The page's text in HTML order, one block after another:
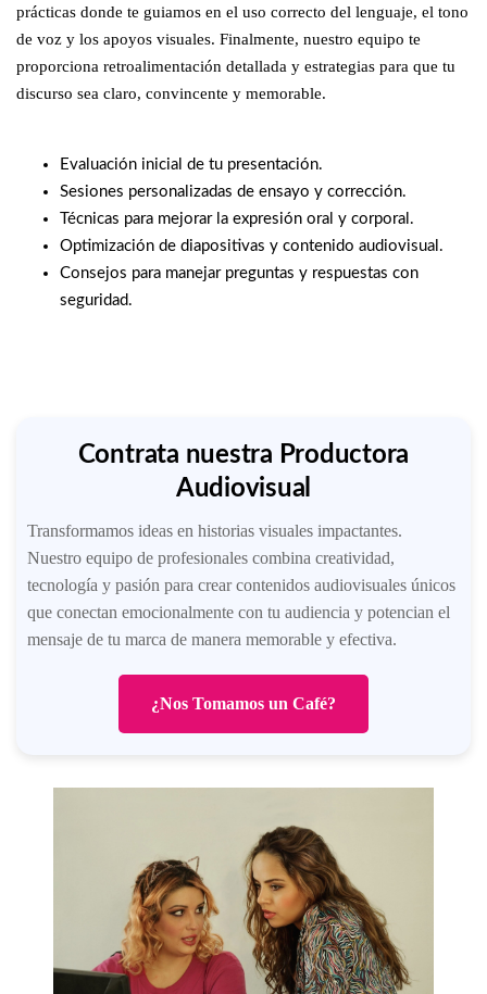
prácticas donde te guiamos en el uso correcto del lenguaje, el tono
de voz y los apoyos visuales. Finalmente, nuestro equipo te
proporciona retroalimentación detallada y estrategias para que tu
discurso sea claro, convincente y memorable.
Evaluación inicial de tu presentación.
Sesiones personalizadas de ensayo y corrección.
Técnicas para mejorar la expresión oral y corporal.
Optimización de diapositivas y contenido audiovisual.
Consejos para manejar preguntas y respuestas con
seguridad.
Contrata nuestra Productora
Audiovisual
Transformamos ideas en historias visuales impactantes.
Nuestro equipo de profesionales combina creatividad,
tecnología y pasión para crear contenidos audiovisuales únicos
que conectan emocionalmente con tu audiencia y potencian el
mensaje de tu marca de manera memorable y efectiva.
¿Nos Tomamos un Café?